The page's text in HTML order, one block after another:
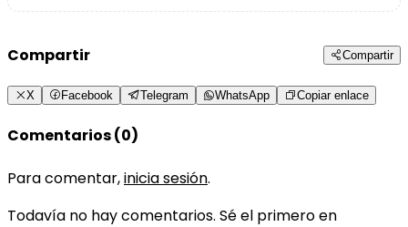
Compartir Compartir
X Facebook Telegram WhatsApp Copiar enlace
Comentarios (0)
Para comentar,inicia sesión.
Todavía no hay comentarios. Sé el primero en